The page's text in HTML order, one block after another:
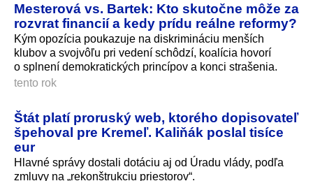
Mesterová vs. Bartek: Kto skutočne môže za
rozvrat financií a kedy prídu reálne reformy?
Kým opozícia poukazuje na diskrimináciu menších
klubov a svojvôľu pri vedení schôdzí, koalícia hovorí
o splnení demokratických princípov a konci strašenia.
tento rok
Štát platí proruský web, ktorého dopisovateľ
špehoval pre Kremeľ. Kaliňák poslal tisíce
eur
Hlavné správy dostali dotáciu aj od Úradu vlády, podľa
zmluvy na „rekonštrukciu priestorov“.